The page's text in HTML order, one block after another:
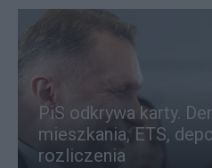
PiS odkrywa karty.
mieszkania, ETS,
rozliczenia